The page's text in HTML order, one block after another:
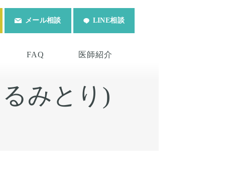
メール相談 LINE相談
FAQ 医師紹介
みとり)